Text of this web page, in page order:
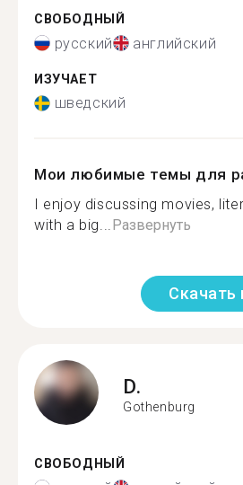
СВОБОДНЫЙ
русский английский
ИЗУЧАЕТ
шведский
Мои любимые темы для
I enjoy discussing movies,
with a big...Развернуть
Скачать
D.
Gothenburg
СВОБОДНЫЙ